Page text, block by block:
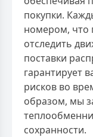
покупки.
номером, что
отследить
поставки
гарантирует
рисков во
образом, мы
сохранности.